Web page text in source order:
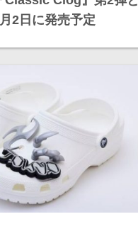
2日に発売予定